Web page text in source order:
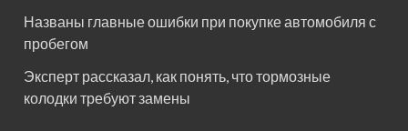
Названы главные ошибки при покупке автомобиля с
пробегом
Эксперт рассказал, как понять, что тормозные
колодки требуют замены